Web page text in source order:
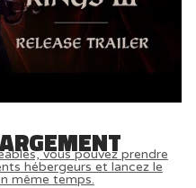
vous pouvez prendre
hébergeurs et lancez le
même temps.